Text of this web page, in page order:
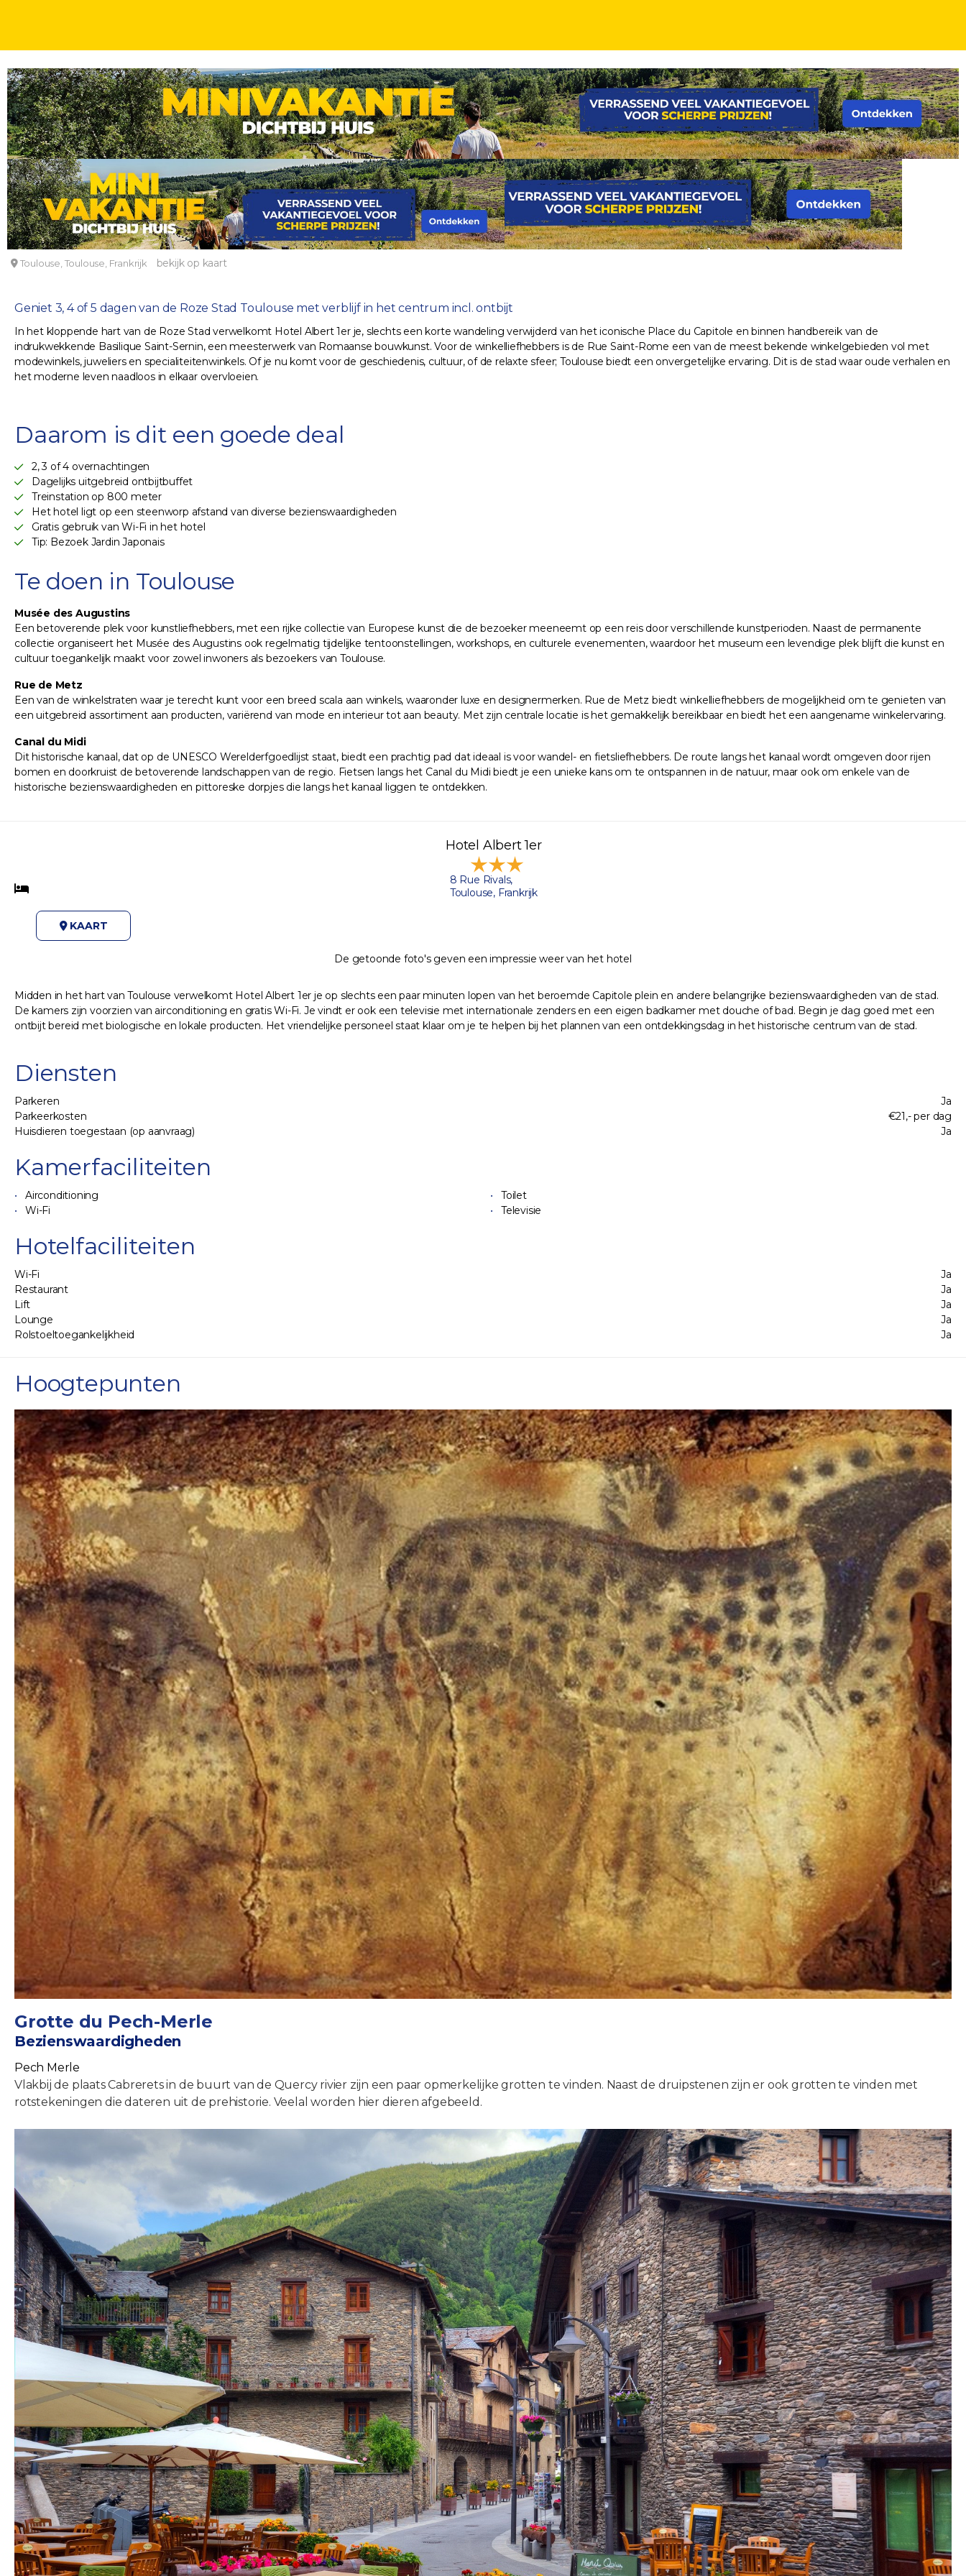
STEDENTRIPS DAGEN
Ervaar de charme van Toulouse met verblijf in het centrum incl. ontbijt
Hotel Albert 1er
Toulouse, Toulouse, Frankrijk bekijk op kaart
Geniet 3, 4 of 5 dagen van de Roze Stad Toulouse met verblijf in het centrum incl. ontbijt
In het kloppende hart van de Roze Stad verwelkomt Hotel Albert 1er je, slechts een korte wandeling verwijderd van het iconische Place du Capitole en binnen handbereik van de
indrukwekkende Basilique Saint-Sernin, een meesterwerk van Romaanse bouwkunst. Voor de winkelliefhebbers is de Rue Saint-Rome een van de meest bekende winkelgebieden vol met
modewinkels, juweliers en specialiteitenwinkels. Of je nu komt voor de geschiedenis, cultuur, of de relaxte sfeer; Toulouse biedt een onvergetelijke ervaring. Dit is de stad waar oude verhalen en
het moderne leven naadloos in elkaar overvloeien.
Daarom is dit een goede deal
2, 3 of 4 overnachtingen
Dagelijks uitgebreid ontbijtbuffet
Treinstation op 800 meter
Het hotel ligt op een steenworp afstand van diverse bezienswaardigheden
Gratis gebruik van Wi-Fi in het hotel
Tip: Bezoek Jardin Japonais
Te doen in Toulouse
Musée des Augustins
Een betoverende plek voor kunstliefhebbers, met een rijke collectie van Europese kunst die de bezoeker meeneemt op een reis door verschillende kunstperioden. Naast de permanente
collectie organiseert het Musée des Augustins ook regelmatig tijdelijke tentoonstellingen, workshops, en culturele evenementen, waardoor het museum een levendige plek blijft die kunst en
cultuur toegankelijk maakt voor zowel inwoners als bezoekers van Toulouse.
Rue de Metz
Een van de winkelstraten waar je terecht kunt voor een breed scala aan winkels, waaronder luxe en designermerken. Rue de Metz biedt winkelliefhebbers de mogelijkheid om te genieten van
een uitgebreid assortiment aan producten, variërend van mode en interieur tot aan beauty. Met zijn centrale locatie is het gemakkelijk bereikbaar en biedt het een aangename winkelervaring.
Canal du Midi
Dit historische kanaal, dat op de UNESCO Werelderfgoedlijst staat, biedt een prachtig pad dat ideaal is voor wandel- en fietsliefhebbers. De route langs het kanaal wordt omgeven door rijen
bomen en doorkruist de betoverende landschappen van de regio. Fietsen langs het Canal du Midi biedt je een unieke kans om te ontspannen in de natuur, maar ook om enkele van de
historische bezienswaardigheden en pittoreske dorpjes die langs het kanaal liggen te ontdekken.
Hotel Albert 1er
8 Rue Rivals,
Toulouse, Frankrijk
KAART
De getoonde foto's geven een impressie weer van het hotel
Midden in het hart van Toulouse verwelkomt Hotel Albert 1er je op slechts een paar minuten lopen van het beroemde Capitole plein en andere belangrijke bezienswaardigheden van de stad.
De kamers zijn voorzien van airconditioning en gratis Wi-Fi. Je vindt er ook een televisie met internationale zenders en een eigen badkamer met douche of bad. Begin je dag goed met een
ontbijt bereid met biologische en lokale producten. Het vriendelijke personeel staat klaar om je te helpen bij het plannen van een ontdekkingsdag in het historische centrum van de stad.
Diensten
Parkeren
Ja
Parkeerkosten
€21,- per dag
Huisdieren toegestaan (op aanvraag)
Ja
Kamerfaciliteiten
Airconditioning
Toilet
Wi-Fi
Televisie
Hotelfaciliteiten
Wi-Fi
Ja
Restaurant
Ja
Lift
Ja
Lounge
Ja
Rolstoeltoegankelijkheid
Ja
Hoogtepunten
Grotte du Pech-Merle
Bezienswaardigheden
Pech Merle
Vlakbij de plaats Cabrerets in de buurt van de Quercy rivier zijn een paar opmerkelijke grotten te vinden. Naast de druipstenen zijn er ook grotten te vinden met
rotstekeningen die dateren uit de prehistorie. Veelal worden hier dieren afgebeeld.